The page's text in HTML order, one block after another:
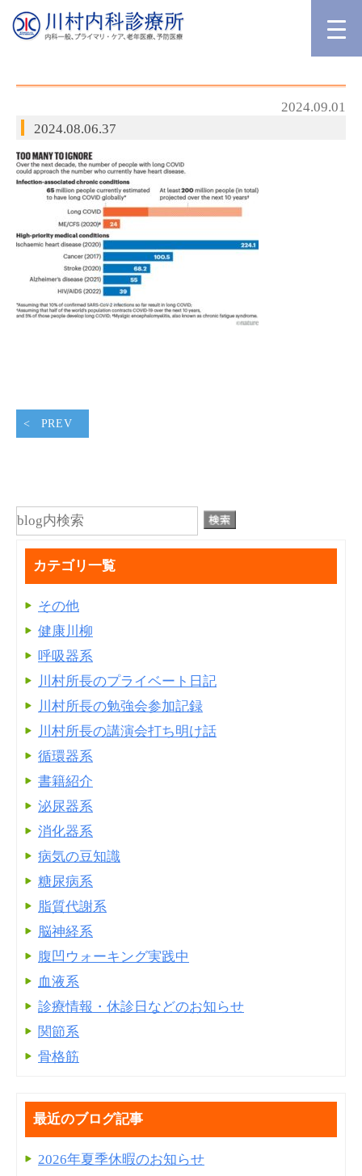
2024.09.01
2024.08.06.37
PREV
カテゴリ一覧
その他
健康川柳
呼吸器系
川村所長のプライベート日記
川村所長の勉強会参加記録
川村所長の講演会打ち明け話
循環器系
書籍紹介
泌尿器系
消化器系
病気の豆知識
糖尿病系
脂質代謝系
脳神経系
腹凹ウォーキング実践中
血液系
診療情報・休診日などのお知らせ
関節系
骨格筋
最近のブログ記事
2026年夏季休暇のお知らせ